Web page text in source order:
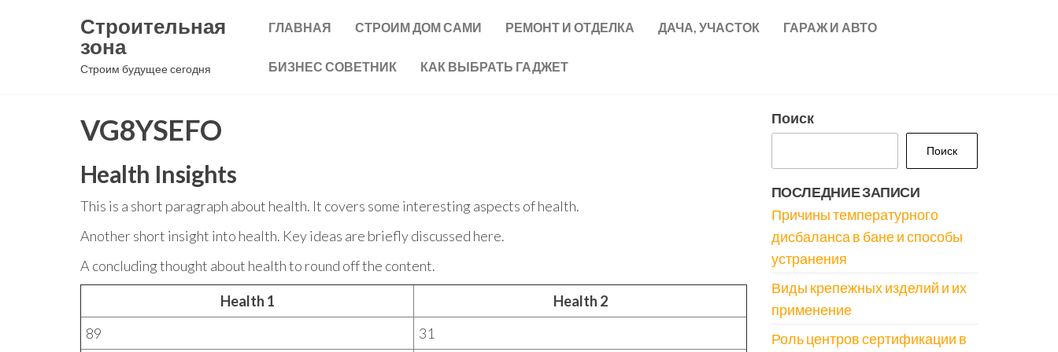
содержимому
Строительная
зона
Строим будущее сегодня
ГЛАВНАЯ СТРОИМ ДОМ САМИ РЕМОНТ И ОТДЕЛКА ДАЧА, УЧАСТОК ГАРАЖ И АВТО
БИЗНЕС СОВЕТНИК КАК ВЫБРАТЬ ГАДЖЕТ
VG8YSEFO
Health Insights
This is a short paragraph about health. It covers some interesting aspects of health.
Another short insight into health. Key ideas are briefly discussed here.
A concluding thought about health to round off the content.
Health 1
Health 2
89
31
Поиск
Поиск
ПОСЛЕДНИЕ ЗАПИСИ
Причины температурного
дисбаланса в бане и способы
устранения
Виды крепежных изделий и их
применение
Роль центров сертификации в